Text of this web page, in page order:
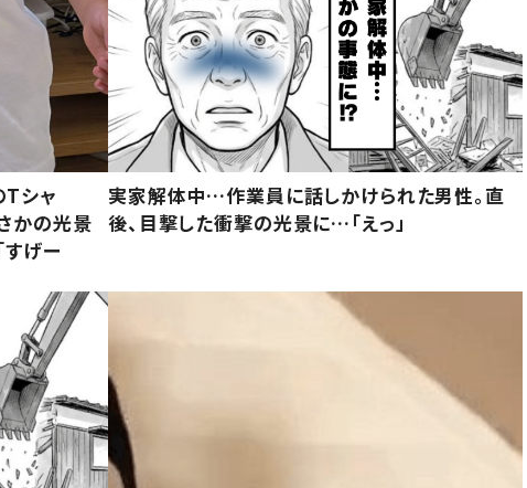
Tシャ
かの光景
すげー
実家解体中…作業員に話しかけられた男性。直
後、目撃した衝撃の光景に…「えっ」